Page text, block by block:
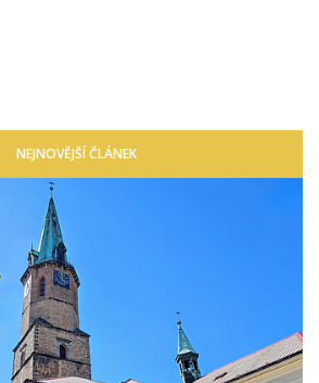
NEJNOVĚJŠÍ ČLÁNEK